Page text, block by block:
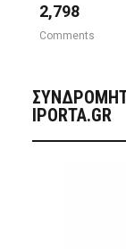
2,798
Comments
IPORTA.GR